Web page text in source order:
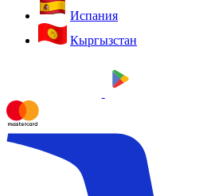
Испания
Кыргызстан